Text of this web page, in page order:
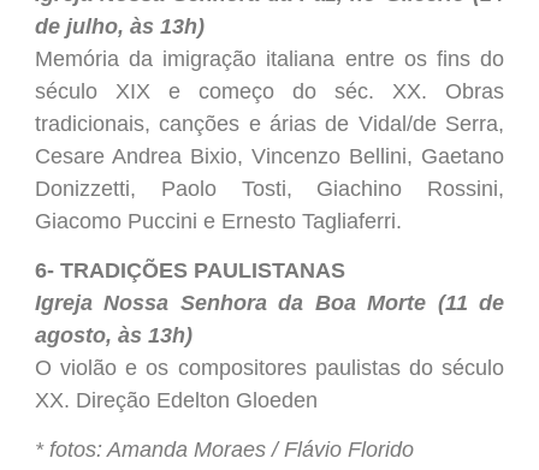
de julho, às 13h)
Memória da imigração italiana entre os fins do
século XIX e começo do séc. XX. Obras
tradicionais, canções e árias de Vidal/de Serra,
Cesare Andrea Bixio, Vincenzo Bellini, Gaetano
Donizzetti, Paolo Tosti, Giachino Rossini,
Giacomo Puccini e Ernesto Tagliaferri.
6- TRADIÇÕES PAULISTANAS
Igreja Nossa Senhora da Boa Morte (11 de
agosto, às 13h)
O violão e os compositores paulistas do século
XX. Direção Edelton Gloeden
* fotos: Amanda Moraes / Flávio Florido